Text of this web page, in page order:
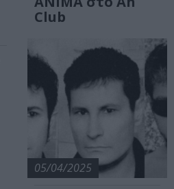
Club
05/04/2025